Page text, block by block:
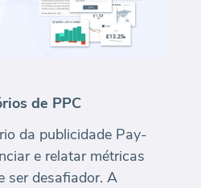
de PPC
da publicidade Pay-
e relatar métricas
ser desafiador. A